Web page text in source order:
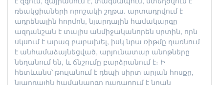
ռեակցիաների որոշակի շղթա. արտադրվում է
ադրենալին հորմոն, նյարդային համակարգը
ազդանշան է տալիս անմիջականորեն սրտին, որն
սկսում է արագ բաբախել, իսկ նրա ռիթմը դառնում
է անհամաձայնեցված, արյունատար անոթները
նեղանում են, և ճնշումը բարձրանում է։ Ի
հետևանս՝ թուլանում է դեպի սիրտ արյան հոսքը,
նյարդային համակարգը դադարում է նրան